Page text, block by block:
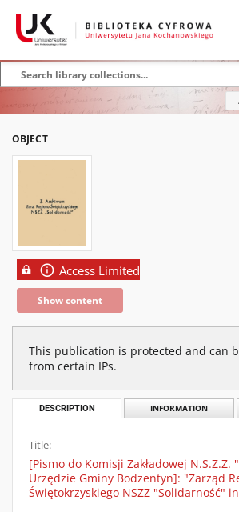
OBJECT
Access Limited
Show content
This publication is protected and can
from certain IPs.
DESCRIPTION INFORMATION
Title:
[Pismo do Komisji Zakładowej N.S.Z.Z.
Urzędzie Gminy Bodzentyn]: "Zarząd
Świętokrzyskiego NSZZ "Solidarność"